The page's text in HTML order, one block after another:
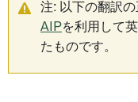
注: 以下の翻訳の
AIPを利用して
たものです。